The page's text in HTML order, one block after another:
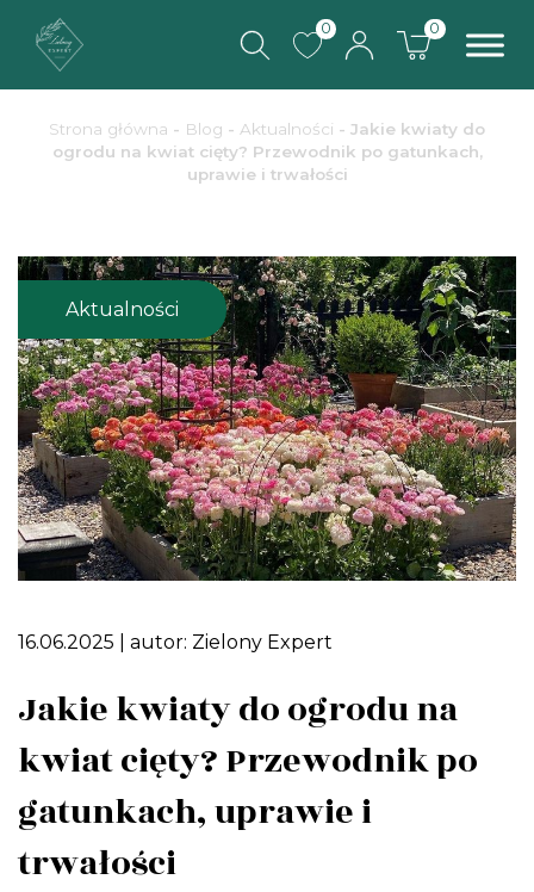
0 0
Strona główna - Blog - Aktualności - Jakie kwiaty do
ogrodu na kwiat cięty? Przewodnik po gatunkach,
uprawie i trwałości
Aktualności
16.06.2025 | autor: Zielony Expert
Jakie kwiaty do ogrodu na
kwiat cięty? Przewodnik po
gatunkach, uprawie i
trwałości